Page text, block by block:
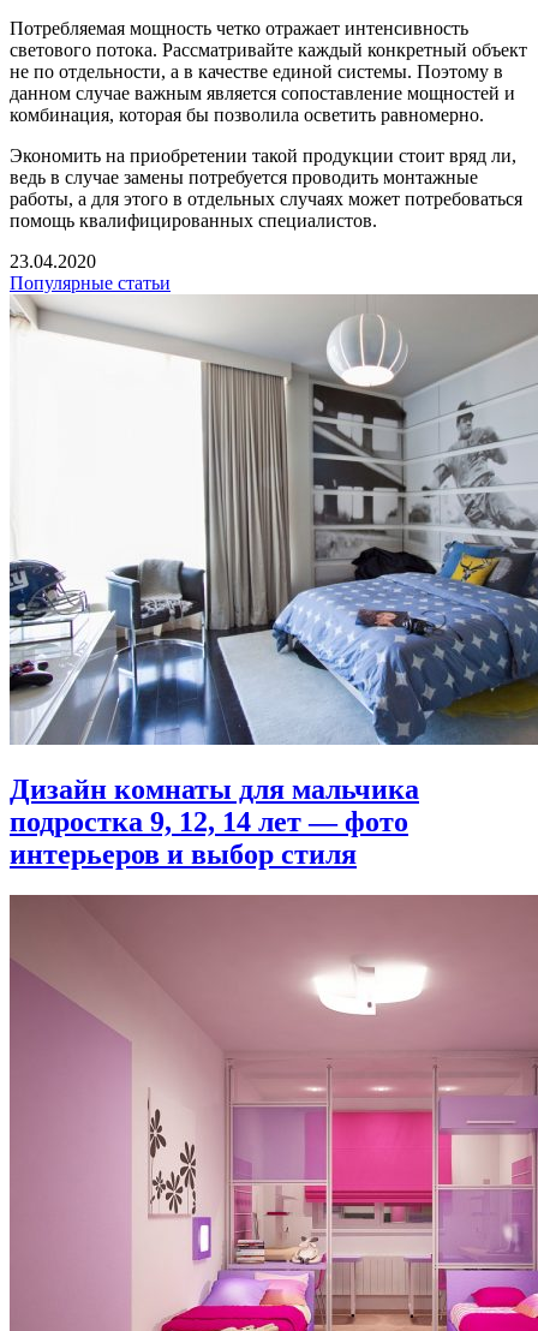
Потребляемая мощность четко отражает интенсивность
светового потока. Рассматривайте каждый конкретный объект
не по отдельности, а в качестве единой системы. Поэтому в
данном случае важным является сопоставление мощностей и
комбинация, которая бы позволила осветить равномерно.
Экономить на приобретении такой продукции стоит вряд ли,
ведь в случае замены потребуется проводить монтажные
работы, а для этого в отдельных случаях может потребоваться
помощь квалифицированных специалистов.
23.04.2020
Популярные статьи
Дизайн комнаты для мальчика
подростка 9, 12, 14 лет — фото
интерьеров и выбор стиля